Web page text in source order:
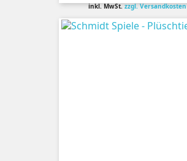
inkl. MwSt.zzgl. Versandkosten